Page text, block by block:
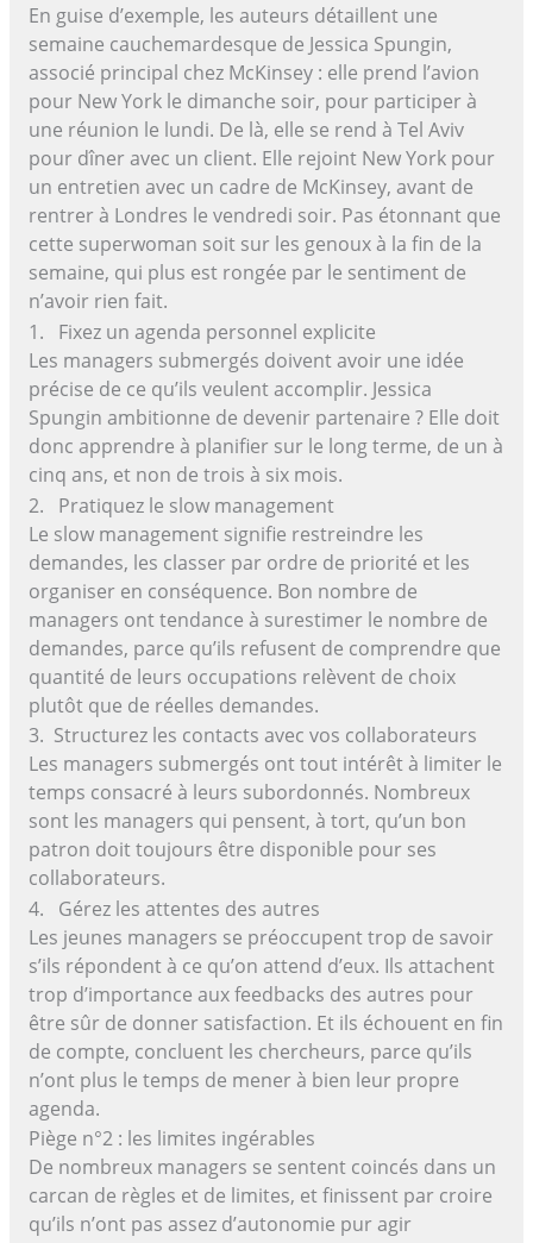
En guise d’exemple, les auteurs détaillent une
semaine cauchemardesque de Jessica Spungin,
associé principal chez McKinsey : elle prend l’avion
pour New York le dimanche soir, pour participer à
une réunion le lundi. De là, elle se rend à Tel Aviv
pour dîner avec un client. Elle rejoint New York pour
un entretien avec un cadre de McKinsey, avant de
rentrer à Londres le vendredi soir. Pas étonnant que
cette superwoman soit sur les genoux à la fin de la
semaine, qui plus est rongée par le sentiment de
n’avoir rien fait.
1. Fixez un agenda personnel explicite
Les managers submergés doivent avoir une idée
précise de ce qu’ils veulent accomplir. Jessica
Spungin ambitionne de devenir partenaire ? Elle doit
donc apprendre à planifier sur le long terme, de un à
cinq ans, et non de trois à six mois.
2. Pratiquez le slow management
Le slow management signifie restreindre les
demandes, les classer par ordre de priorité et les
organiser en conséquence. Bon nombre de
managers ont tendance à surestimer le nombre de
demandes, parce qu’ils refusent de comprendre que
quantité de leurs occupations relèvent de choix
plutôt que de réelles demandes.
3. Structurez les contacts avec vos collaborateurs
Les managers submergés ont tout intérêt à limiter le
temps consacré à leurs subordonnés. Nombreux
sont les managers qui pensent, à tort, qu’un bon
patron doit toujours être disponible pour ses
collaborateurs.
4. Gérez les attentes des autres
Les jeunes managers se préoccupent trop de savoir
s’ils répondent à ce qu’on attend d’eux. Ils attachent
trop d’importance aux feedbacks des autres pour
être sûr de donner satisfaction. Et ils échouent en fin
de compte, concluent les chercheurs, parce qu’ils
n’ont plus le temps de mener à bien leur propre
agenda.
Piège n°2 : les limites ingérables
De nombreux managers se sentent coincés dans un
carcan de règles et de limites, et finissent par croire
qu’ils n’ont pas assez d’autonomie pur agir